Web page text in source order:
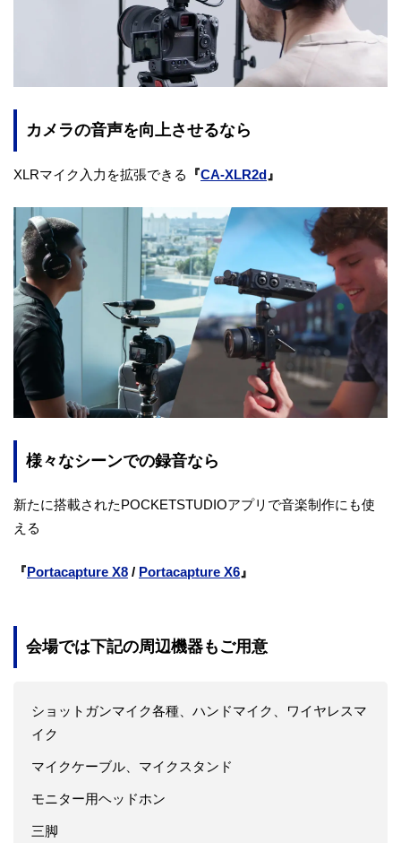
カメラの音声を向上させるなら
XLRマイク入力を拡張できる 『CA-XLR2d 』
様々なシーンでの録音なら
新たに搭載されたPOCKETSTUDIOアプリで音楽制作にも使
える
『Portacapture X8 / Portacapture X6 』
会場では下記の周辺機器もご用意
ショットガンマイク各種、ハンドマイク、ワイヤレスマ
イク
マイクケーブル、マイクスタンド
モニター用ヘッドホン
三脚